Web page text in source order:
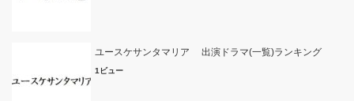
ユースケサンタマリア 出演ドラマ(一覧)ランキング
1ビュー